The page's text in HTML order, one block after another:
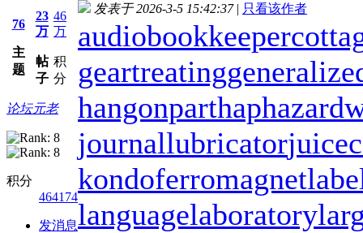
76
主
题
23
万
帖
子
46
万
积
分
论坛元老
积分
464174
发消息
发表于 2026-3-5 15:42:37 | 只看该作者
audiobookkeeper
geartreating
hangonpart
journallubricator
kondoferromagnet
languagelaboratory